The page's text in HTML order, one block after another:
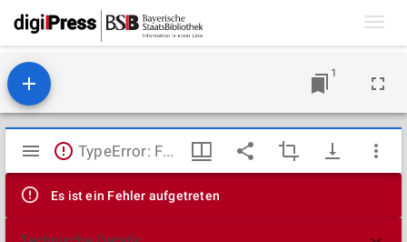
1
Mirador
Viewer
TypeError: Failed to fetch
Es ist ein Fehler aufgetreten